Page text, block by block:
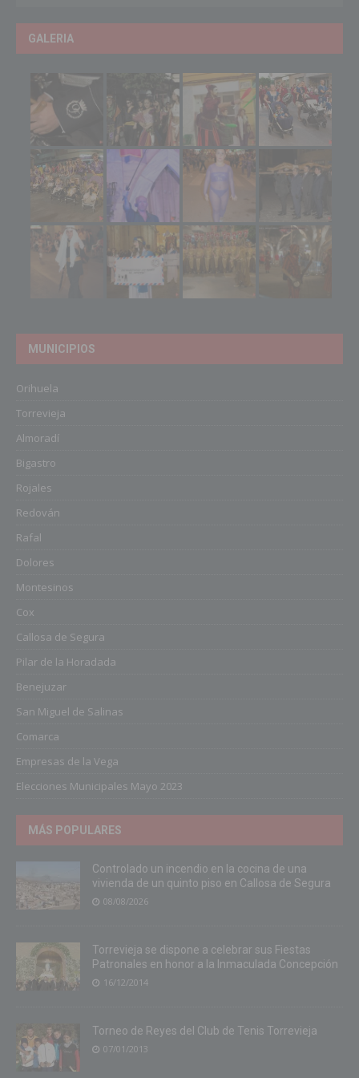
GALERIA
MUNICIPIOS
Orihuela
Torrevieja
Almoradí
Bigastro
Rojales
Redován
Rafal
Dolores
Montesinos
Cox
Callosa de Segura
Pilar de la Horadada
Benejuzar
San Miguel de Salinas
Comarca
Empresas de la Vega
Elecciones Municipales Mayo 2023
MÁS POPULARES
Controlado un incendio en la cocina de una
vivienda de un quinto piso en Callosa de Segura
08/08/2026
Torrevieja se dispone a celebrar sus Fiestas
Patronales en honor a la Inmaculada Concepción
16/12/2014
Torneo de Reyes del Club de Tenis Torrevieja
07/01/2013